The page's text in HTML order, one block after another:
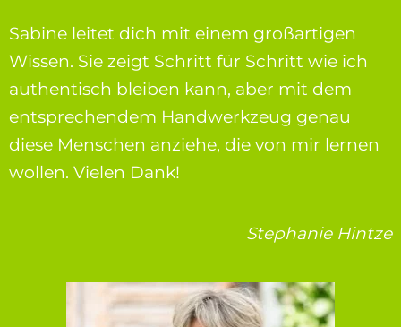
Sabine leitet dich mit einem großartigen
Wissen. Sie zeigt Schritt für Schritt wie ich
authentisch bleiben kann, aber mit dem
entsprechendem Handwerkzeug genau
diese Menschen anziehe, die von mir lernen
wollen. Vielen Dank!
Stephanie Hintze